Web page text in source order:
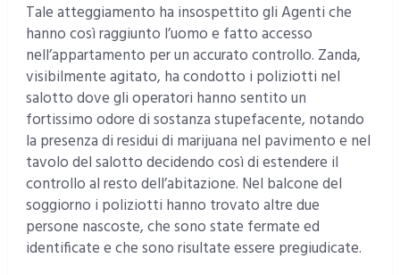
Tale atteggiamento ha insospettito gli Agenti che
hanno così raggiunto l’uomo e fatto accesso
nell’appartamento per un accurato controllo. Zanda,
visibilmente agitato, ha condotto i poliziotti nel
salotto dove gli operatori hanno sentito un
fortissimo odore di sostanza stupefacente, notando
la presenza di residui di marijuana nel pavimento e nel
tavolo del salotto decidendo così di estendere il
controllo al resto dell’abitazione. Nel balcone del
soggiorno i poliziotti hanno trovato altre due
persone nascoste, che sono state fermate ed
identificate e che sono risultate essere pregiudicate.